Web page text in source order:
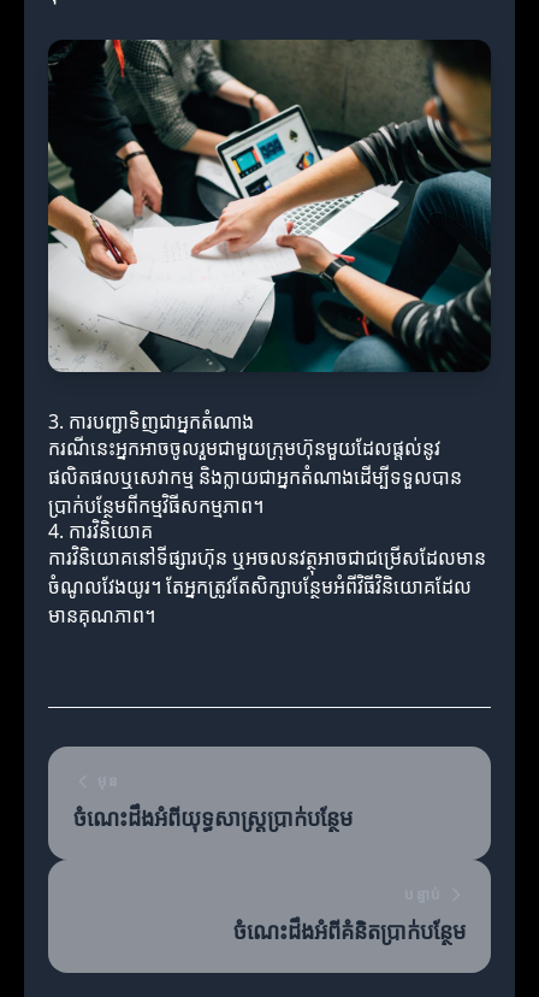
3. ការបញ្ជាទិញជាអ្នកតំណាង
ករណីនេះអ្នកអាចចូលរួមជាមួយក្រុមហ៊ុនមួយដែលផ្តល់នូវ
ផលិតផលឬសេវាកម្ម និងក្លាយជាអ្នកតំណាងដើម្បីទទួលបាន
ប្រាក់បន្ថែមពីកម្មវិធីសកម្មភាព។
4. ការវិនិយោគ
ការវិនិយោគនៅទីផ្សារហ៊ុន ឬអចលនវត្ថុអាចជាជម្រើសដែលមាន
ចំណូលវែងយូរ។ តែអ្នកត្រូវតែសិក្សាបន្ថែមអំពីវិធីវិនិយោគដែល
មានគុណភាព។
ចំណេះដឹងអំពីយុទ្ធសាស្ត្រប្រាក់បន្ថែម
ចំណេះដឹងអំពីគំនិតប្រាក់បន្ថែម